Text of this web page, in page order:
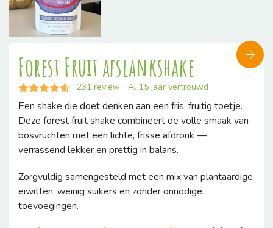
Forest Fruit afslankshake
Gewaardeerd
4.50 op 5
gebaseerd
op
226
klantbeoordelingen
231 review · Al 15 jaar vertrouwd
Een shake die doet denken aan een fris, fruitig toetje.
Deze forest fruit shake combineert de volle smaak van
bosvruchten met een lichte, frisse afdronk —
verrassend lekker en prettig in balans.
Zorgvuldig samengesteld met een mix van plantaardige
eiwitten, weinig suikers en zonder onnodige
toevoegingen.